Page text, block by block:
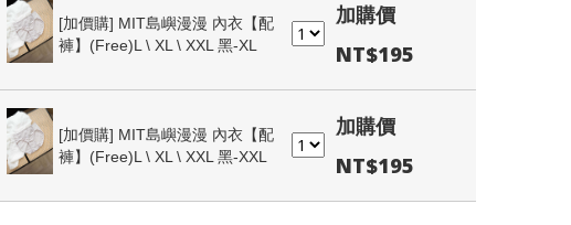
[加價購] MIT島嶼漫漫 內衣【配
褲】(Free)L \ XL \ XXL 黑-XL
加購價
NT$195
[加價購] MIT島嶼漫漫 內衣【配
褲】(Free)L \ XL \ XXL 黑-XXL
加購價
NT$195